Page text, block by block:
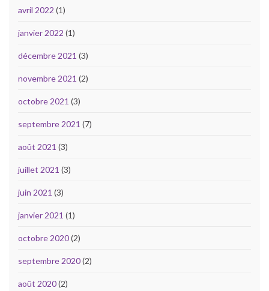
avril 2022 (1)
janvier 2022 (1)
décembre 2021 (3)
novembre 2021 (2)
octobre 2021 (3)
septembre 2021 (7)
août 2021 (3)
juillet 2021 (3)
juin 2021 (3)
janvier 2021 (1)
octobre 2020(2)
septembre 2020(2)
août 2020(2)